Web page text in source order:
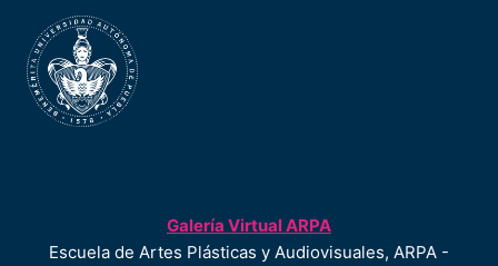
Galería Virtual ARPA
Escuela de Artes Plásticas y Audiovisuales, ARPA -